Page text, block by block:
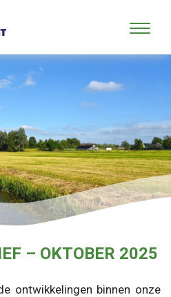
– OKTOBER 2025
ontwikkelingen binnen onze